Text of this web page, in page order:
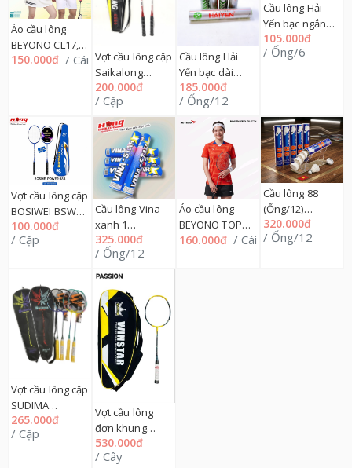
Áo cầu lông
BEYONO CL17,
M=>2XL 220QA
150.000đ / Cái Vợt cầu lông cặp
Saikalong
SK6886
200.000đ
/ Cặp
Cầu lông Hải
Yến bạc dài
(Ống/12) HY24C
185.000đ
/ Ống/12
Cầu lông Hải
Yến bạc ngắn
(Ống/6)HY24C
105.000đ
/ Ống/6
Vợt cầu lông cặp
BOSIWEI BSW
688, 12TQ
100.000đ
/ Cặp
Cầu lông Vina
xanh 1
(Ống/12)VNS23C
325.000đ
/ Ống/12
Áo cầu lông
BEYONO TOP
CL20, M=>2XL
160.000đ / Cái
Cầu lông 88
(Ống/12)
VNS23C
320.000đ
/ Ống/12
Vợt cầu lông cặp
SUDIMA
SDM780, 258TQ
265.000đ
/ Cặp
Vợt cầu lông
đơn khung
Winstar
PASSION
530.000đ
/ Cây